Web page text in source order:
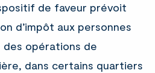
de faveur prévoit
d’impôt aux personnes
des opérations de
dans certains quartiers